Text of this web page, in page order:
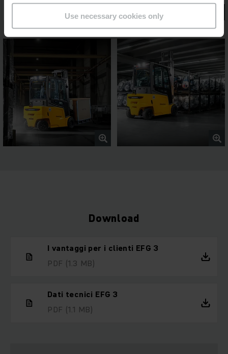
Use necessary cookies only
Download
I vantaggi per i clienti EFG 3
PDF (1.3 MB)
Dati tecnici EFG 3
PDF (1.1 MB)